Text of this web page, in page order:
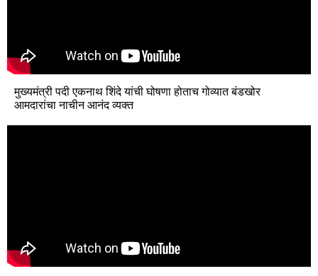
मुख्यमंत्री पदी एकनाथ शिंदे यांची घोषणा होताच गोव्यात बंडखोर
आमदारांचा नाचीन आनंद व्यक्त